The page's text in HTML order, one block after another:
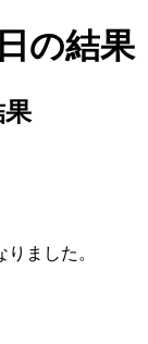
の結果
ました。